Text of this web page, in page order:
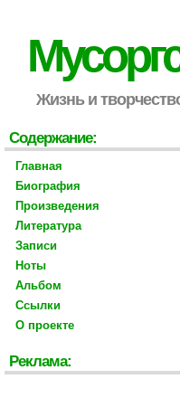
Жизнь и
Содержание:
Главная
Биография
Произведения
Литература
Записи
Ноты
Альбом
Ссылки
О проекте
Реклама: